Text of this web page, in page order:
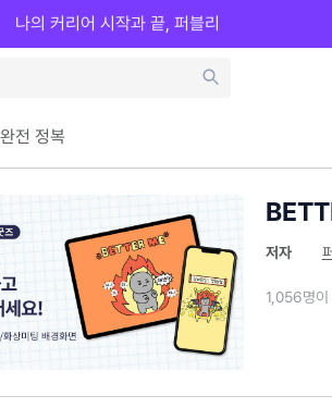
전 정복
나의 커리어 시작과 끝, 퍼블리
저자
1,056명